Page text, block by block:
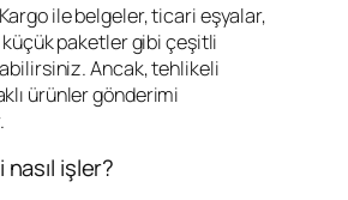
ile belgeler, ticari eşyalar,
paketler gibi çeşitli
Ancak, tehlikeli
ürünler gönderimi
işler?